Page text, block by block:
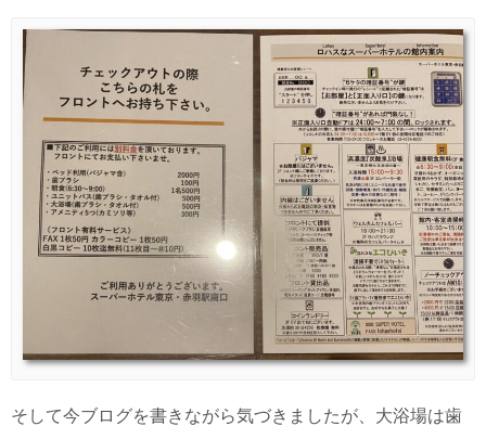
そして今ブログを書きながら気づきましたが、大浴場は歯